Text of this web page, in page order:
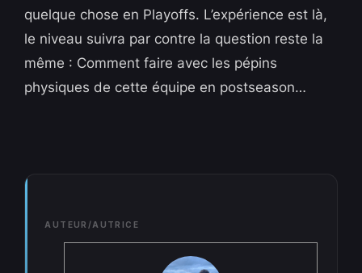
quelque chose en Playoffs. L’expérience est là,
le niveau suivra par contre la question reste la
même : Comment faire avec les pépins
physiques de cette équipe en postseason…
AUTEUR/AUTRICE